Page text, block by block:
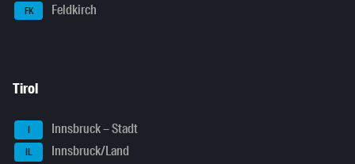
FK Feldkirch
Tirol
I Innsbruck – Stadt
IL Innsbruck/Land